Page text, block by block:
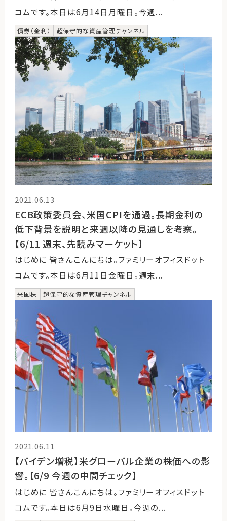
コムです。本日は6月14日月曜日。今週...
債券（金利） 超保守的な資産管理チャンネル
2021.06.13
ECB政策委員会、米国CPIを通過。長期金利の
低下背景を説明と来週以降の見通しを考察。
【6/11 週末、先読みマーケット】
はじめに 皆さんこんにちは。ファミリーオフィスドット
コムです。本日は6月11日金曜日。週末...
米国株 超保守的な資産管理チャンネル
2021.06.11
【バイデン増税】米グローバル企業の株価への影
響。【6/9 今週の中間チェック】
はじめに 皆さんこんにちは。ファミリーオフィスドット
コムです。本日は6月9日水曜日。今週の...